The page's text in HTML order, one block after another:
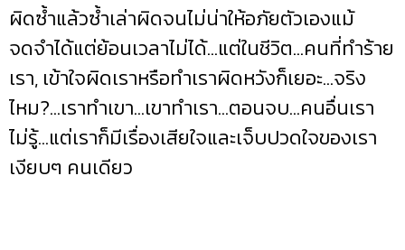
ผิดซ้ำแล้วซ้ำเล่าผิดจนไม่น่าให้อภัยตัวเองแม้
จดจำได้แต่ย้อนเวลาไม่ได้...แต่ในชีวิต...คนที่ทำร้าย
เรา, เข้าใจผิดเราหรือทำเราผิดหวังก็เยอะ...จริง
ไหม?...เราทำเขา...เขาทำเรา...ตอนจบ...คนอื่นเรา
ไม่รู้...แต่เราก็มีเรื่องเสียใจและเจ็บปวดใจของเรา
เงียบๆ คนเดียว